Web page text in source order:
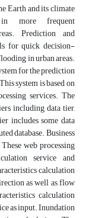
Earth and its climate
in more frequent
Prediction and
for quick decision-
in urban areas.
for the prediction
system is based on
services. The
including data tier,
includes some data
database. Business
web processing
service and
calculation
as well as flow
calculation
as input. Inundation